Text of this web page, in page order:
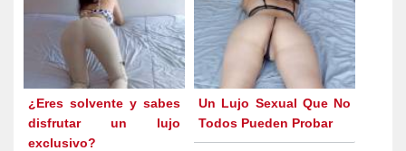
¿Eres solvente y sabes
disfrutar un lujo
exclusivo?
Un Lujo Sexual Que No
Todos Pueden Probar